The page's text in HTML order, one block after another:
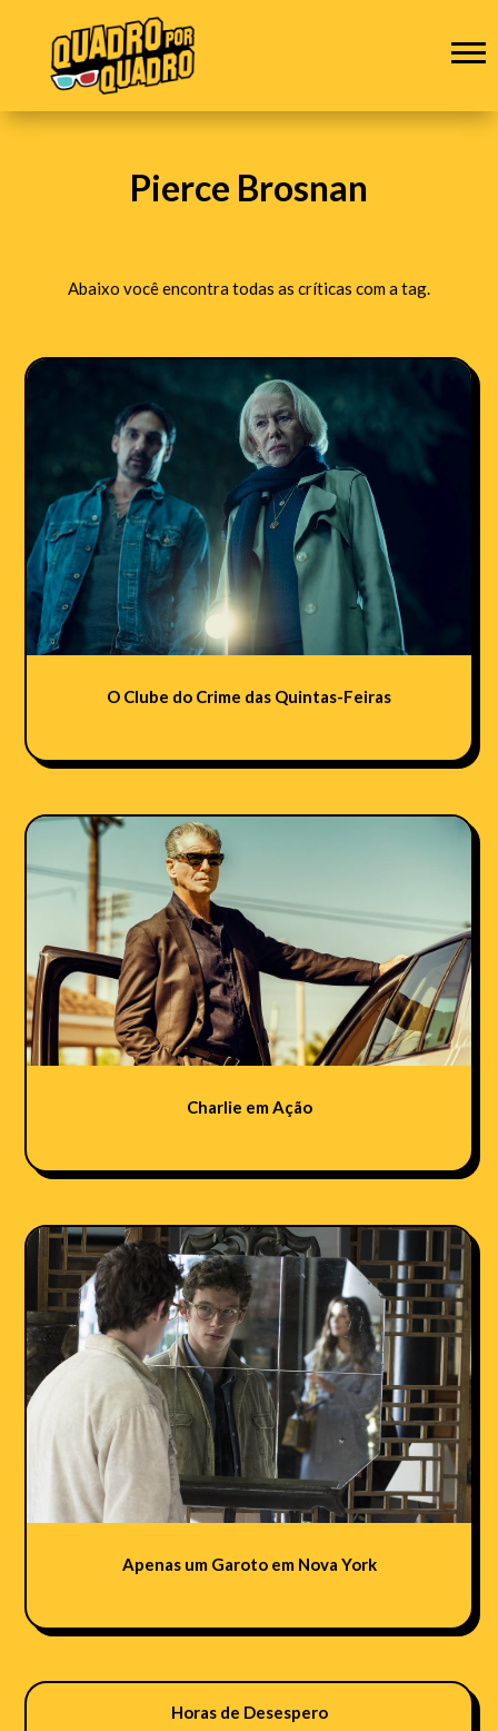
Pierce Brosnan
Abaixo você encontra todas as críticas com a tag.
O Clube do Crime das Quintas-Feiras
Charlie em Ação
Apenas um Garoto em Nova York
Horas de Desespero